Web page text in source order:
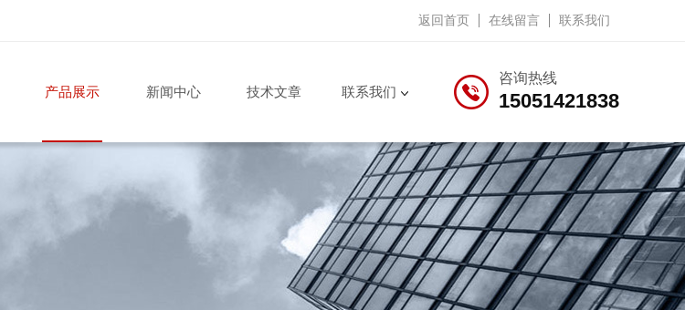
返回首页 在线留言 联系我们
咨询热线
15051421838
产品展示 新闻中心 技术文章 联系我们